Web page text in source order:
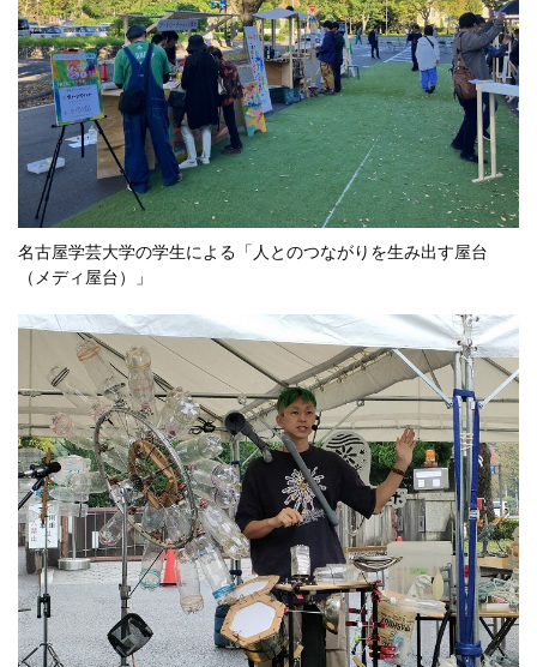
名古屋学芸大学の学生による「人とのつながりを生み出す屋台
（メディ屋台）」